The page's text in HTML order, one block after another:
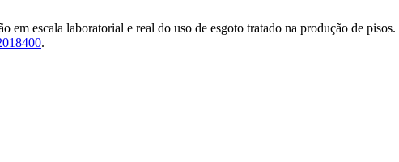
escala laboratorial e real do uso de esgoto tratado na produção de pisos.
.